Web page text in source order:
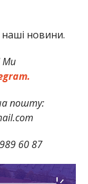
новини.
Ми
пошту:
60 87